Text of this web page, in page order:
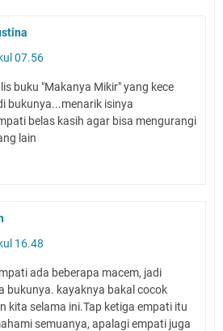
07.56
buku "Makanya Mikir" yang kece
bukunya...menarik isinya
belas kasih agar bisa mengurangi
lain
16.48
ada beberapa macem, jadi
bukunya. kayaknya bakal cocok
kita selama ini.Tap ketiga empati itu
semuanya, apalagi empati juga